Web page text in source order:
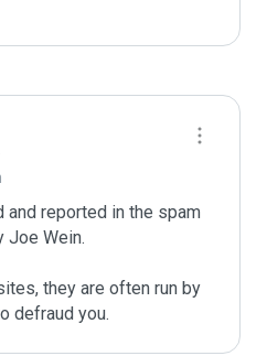
reported in the spam
Joe Wein.
they are often run by
defraud you.